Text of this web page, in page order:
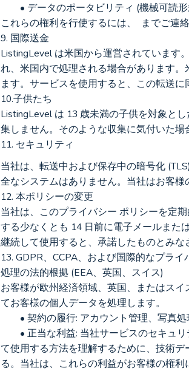
• データのポータビリティ (機械可読
これらの権利を行使するには、  までご連
9. 国際送金
ListingLevel は米国から運営されています
れ、米国内で処理される場合があります
ます。サービスを使用すると、この転送に
10.子供たち
ListingLevel は 13 歳未満の子供を対象と
集しません。そのような収集に気付いた場
11. セキュリティ
当社は、転送中および保存中の暗号化
全なシステムはありません。当社はお客様
12. 本ポリシーの変更
当社は、このプライバシー ポリシーを定
する少なくとも 14 日前に電子メールまた
継続して使用すると、承諾したものとみな
13. GDPR、CCPA、および国際的なプライ
処理の法的根拠 (EEA、英国、スイス)
お客様が欧州経済領域、英国、またはス
てお客様の個人データを処理します。
• 契約の履行: アカウント管理、写
て使用する方法を理解するために、技術
る。当社は、これらの利益がお客様の権